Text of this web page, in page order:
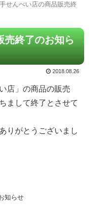
せんべい店の商品販売終
売終了のお知ら
2018.08.26
店」の商品の販売
まして終了とさせて
りがとうございまし
知らせ